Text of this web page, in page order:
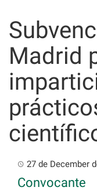
content
Madrid
27 de December
Convocante